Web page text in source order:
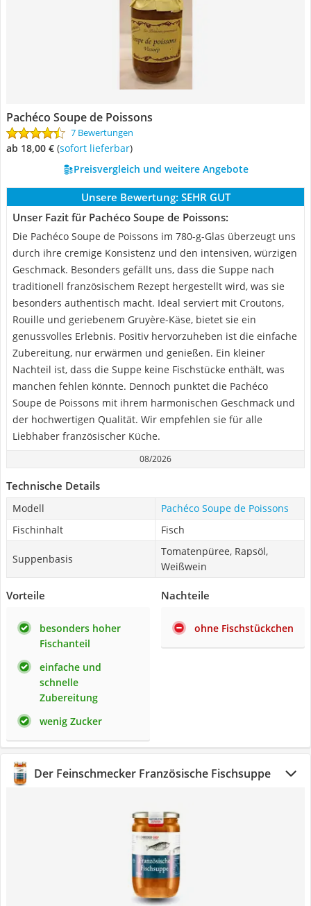
Pachéco Soupe de Poissons
7 Bewertungen
ab 18,00 € ( Sofort lieferbar)
Preisvergleich und weitere Angebote
Unsere Bewertung: SEHR GUT
Unser Fazit für Pachéco Soupe de Poissons:
Die Pachéco Soupe de Poissons im 780-g-Glas überzeugt uns
durch ihre cremige Konsistenz und den intensiven, würzigen
Geschmack. Besonders gefällt uns, dass die Suppe nach
traditionell französischem Rezept hergestellt wird, was sie
besonders authentisch macht. Ideal serviert mit Croutons,
Rouille und geriebenem Gruyère-Käse, bietet sie ein
genussvolles Erlebnis. Positiv hervorzuheben ist die einfache
Zubereitung, nur erwärmen und genießen. Ein kleiner
Nachteil ist, dass die Suppe keine Fischstücke enthält, was
manchen fehlen könnte. Dennoch punktet die Pachéco
Soupe de Poissons mit ihrem harmonischen Geschmack und
der hochwertigen Qualität. Wir empfehlen sie für alle
Liebhaber französischer Küche.
08/2026
Technische Details
Modell
Pachéco Soupe de Poissons
Fischinhalt
Fisch
Suppenbasis
Tomatenpüree, Rapsöl,
Weißwein
Vorteile
besonders hoher
Fischanteil
einfache und
schnelle
Zubereitung
wenig Zucker
Nachteile
ohne Fischstückchen
Der Feinschmecker Französische Fischsuppe